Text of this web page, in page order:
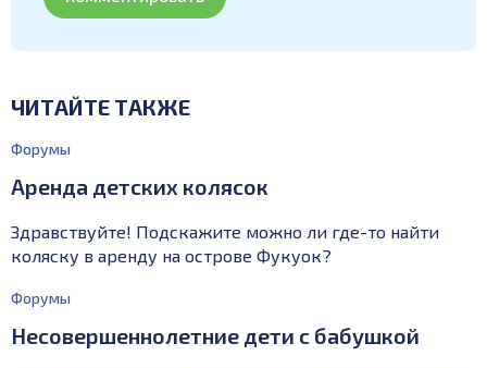
ЧИТАЙТЕ ТАКЖЕ
Форумы
Аренда детских колясок
Здравствуйте! Подскажите можно ли где-то найти
коляску в аренду на острове Фукуок?
Форумы
Несовершеннолетние дети с бабушкой